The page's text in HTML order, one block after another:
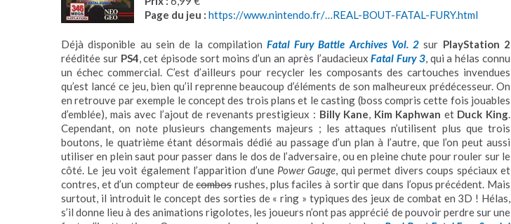
Page du jeu : https://www.nintendo.fr/…REAL-BOUT-FATAL-FURY.html
Déjà disponible au sein de la compilation Fatal Fury Battle Archives Vol. 2 sur PlayStation 2
rééditée sur PS4, cet épisode sort moins d’un an après l’audacieuxFatal Fury 3, qui a hélas connu
un échec commercial. C’est d’ailleurs pour recycler les composants des cartouches invendues
qu’est lancé ce jeu, bien qu’il reprenne beaucoup d’éléments de son malheureux prédécesseur. On
en retrouve par exemple le concept des trois plans et le casting (boss compris cette fois jouables
d’emblée), mais avec l’ajout de revenants prestigieux : Billy Kane, Kim Kaphwan et Duck King.
Cependant, on note plusieurs changements majeurs ; les attaques n’utilisent plus que trois
boutons, le quatrième étant désormais dédié au passage d’un plan à l’autre, que l’on peut aussi
utiliser en plein saut pour passer dans le dos de l’adversaire, ou en pleine chute pour rouler sur le
côté. Le jeu voit également l’apparition d’une Power Gauge, qui permet divers coups spéciaux et
contres, et d’un compteur decombosrushes, plus faciles à sortir que dans l’opus précédent. Mais
surtout, il introduit le concept des sorties de « ring » typiques des jeux de combat en 3D ! Hélas,
s’il donne lieu à des animations rigolotes, les joueurs n’ont pas apprécié de pouvoir perdre sur une